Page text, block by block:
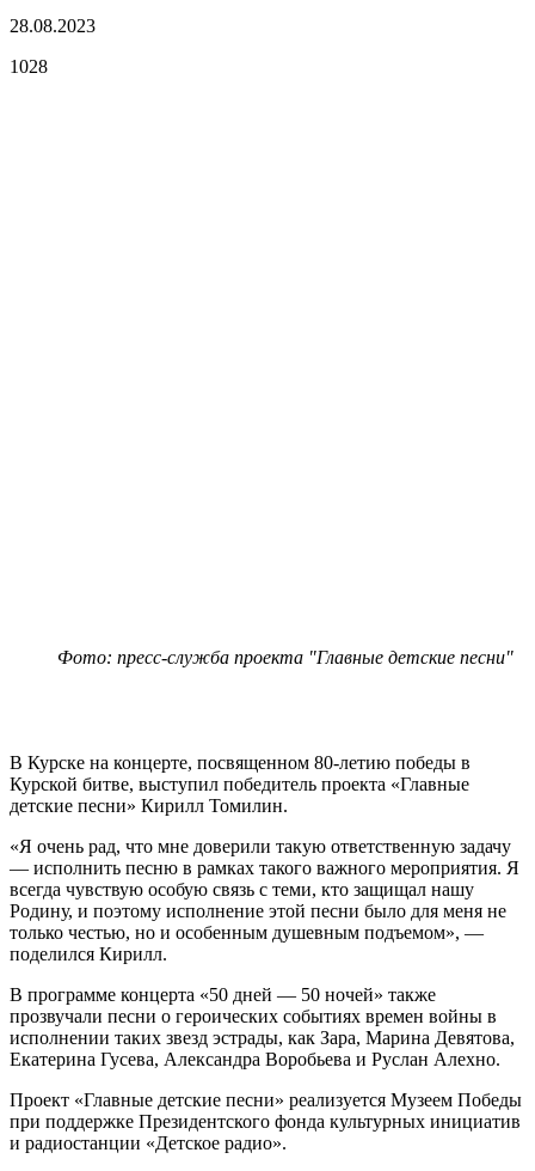
28.08.2023
1028
Фото: пресс-служба проекта "Главные детские песни"
В Курске на концерте, посвященном 80-летию победы в
Курской битве, выступил победитель проекта «Главные
детские песни» Кирилл Томилин.
«Я очень рад, что мне доверили такую ответственную задачу
— исполнить песню в рамках такого важного мероприятия. Я
всегда чувствую особую связь с теми, кто защищал нашу
Родину, и поэтому исполнение этой песни было для меня не
только честью, но и особенным душевным подъемом», —
поделился Кирилл.
В программе концерта «50 дней — 50 ночей» также
прозвучали песни о героических событиях времен войны в
исполнении таких звезд эстрады, как Зара, Марина Девятова,
Екатерина Гусева, Александра Воробьева и Руслан Алехно.
Проект «Главные детские песни» реализуется Музеем Победы
при поддержке Президентского фонда культурных инициатив
и радиостанции «Детское радио».